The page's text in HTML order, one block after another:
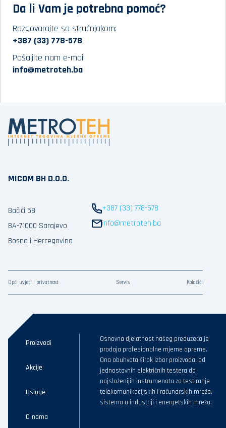
Da li Vam je potrebna pomoć?
Razgovarajte sa stručnjakom:
+387 (33) 778-578
Pošaljite nam e-mail
info@metroteh.ba
MICOM BH D.O.O.
Bačići 58
BA-71000 Sarajevo
Bosna i Hercegovina
+387 (33) 778-578
info@metroteh.ba
Opći uvjeti i privatnost Servis Kolačići
Proizvodi
Akcije
Usluge
O nama
Osnovna djelatnost našeg preduzeća je
prodaja profesionalne mjerne opreme.
Ona obuhvata širok izbor proizvoda, od
jednostavnih električnih testera do
najsloženijih instrumenata za testiranje
telekomunikacijskih i računarskih mreža,
sistema u industriji i energetskih mreža.